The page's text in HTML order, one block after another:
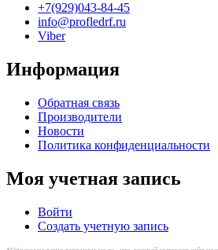
+7(929)043-84-45
info@profledrf.ru
Viber
Информация
Обратная связь
Производители
Новости
Политика конфиденциальности
Моя учетная запись
Войти
Создать учетную запись